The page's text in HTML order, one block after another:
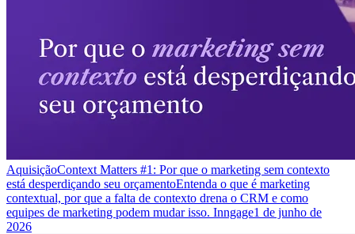
AquisiçãoContext Matters #1: Por que o marketing sem contexto
está desperdiçando seu orçamentoEntenda o que é marketing
contextual, por que a falta de contexto drena o CRM e como
equipes de marketing podem mudar isso. Inngage1 de junho de
2026